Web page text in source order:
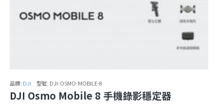
品牌: DJI 型號: DJI-OSMO-MOBILE-8
DJI Osmo Mobile 8 手機錄影穩定器